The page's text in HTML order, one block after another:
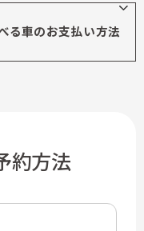
る車のお支払い方法
約方法